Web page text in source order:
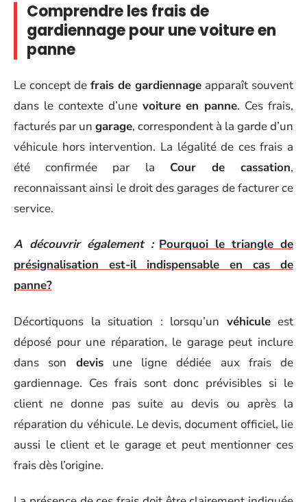
Comprendre les frais de
gardiennage pour une voiture en
panne
Le concept de frais de gardiennage apparaît souvent
dans le contexte d’une voiture en panne. Ces frais,
facturés par un garage, correspondent à la garde d’un
véhicule hors intervention. La légalité de ces frais a
été confirmée par la Cour de cassation,
reconnaissant ainsi le droit des garages de facturer ce
service.
A découvrir également : Pourquoi le triangle de
présignalisation est-il indispensable en cas de
panne?
Décortiquons la situation : lorsqu’un véhiculeest
déposé pour une réparation, le garage peut inclure
dans son devisune ligne dédiée aux frais de
gardiennage. Ces frais sont donc prévisibles si le
client ne donne pas suite au devis ou après la
réparation du véhicule. Le devis, document officiel, lie
aussi le client et le garage et peut mentionner ces
frais dès l’origine.